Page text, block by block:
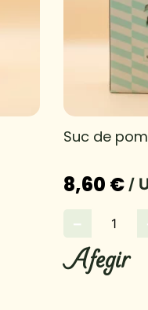
Suc de
8,60 € /
−
Afegir